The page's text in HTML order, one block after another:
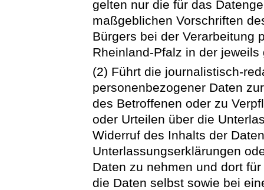
gelten nur die für das
maßgeblichen Vorschriften
Bürgers bei der Verarbeitung
Rheinland-Pfalz in der
(2) Führt die journalistisch-
personenbezogener Daten
des Betroffenen oder zu
oder Urteilen über die
Widerruf des Inhalts der
Unterlassungserklärungen
Daten zu nehmen und dort
die Daten selbst sowie bei